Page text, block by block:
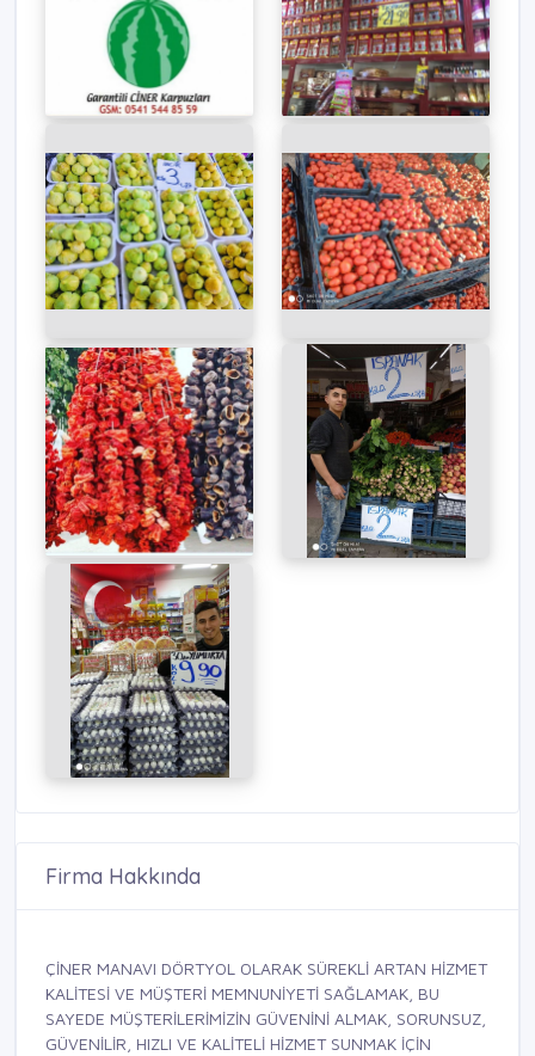
Firma Hakkında
ÇİNER MANAVI DÖRTYOL OLARAK SÜREKLİ ARTAN HİZMET
KALİTESİ VE MÜŞTERİ MEMNUNİYETİ SAĞLAMAK, BU
SAYEDE MÜŞTERİLERİMİZİN GÜVENİNİ ALMAK, SORUNSUZ,
GÜVENİLİR, HIZLI VE KALİTELİ HİZMET SUNMAK İÇİN